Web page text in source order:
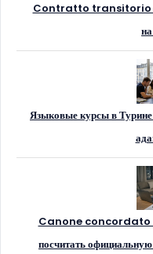
Contratto transitorio в
Языковые курсы в
Canone concordato и
посчитать